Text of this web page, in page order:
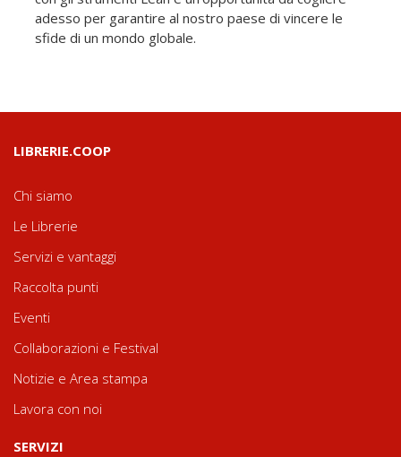
adesso per garantire al nostro paese di vincere le
sfide di un mondo globale.
LIBRERIE.COOP
Chi siamo
Le Librerie
Servizi e vantaggi
Raccolta punti
Eventi
Collaborazioni e Festival
Notizie e Area stampa
Lavora con noi
SERVIZI